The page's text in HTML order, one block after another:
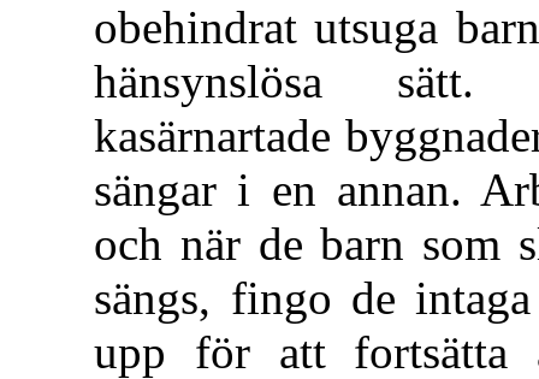
obehindrat utsuga
hänsynslösa
kasärnartade
sängar i en annan.
och när de barn som
sängs, fingo de
upp för att fortsätta